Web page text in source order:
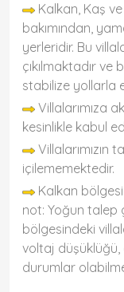
Kalkan, Kaş
bakımından,
yerleridir. Bu
çıkılmaktadır
stabilize yollarla
Villalarımıza
kesinlikle kabul
Villalarımızın
içilememektedir.
Kalkan
not: Yoğun talep
bölgesindeki
voltaj düşüklüğü,
durumlar